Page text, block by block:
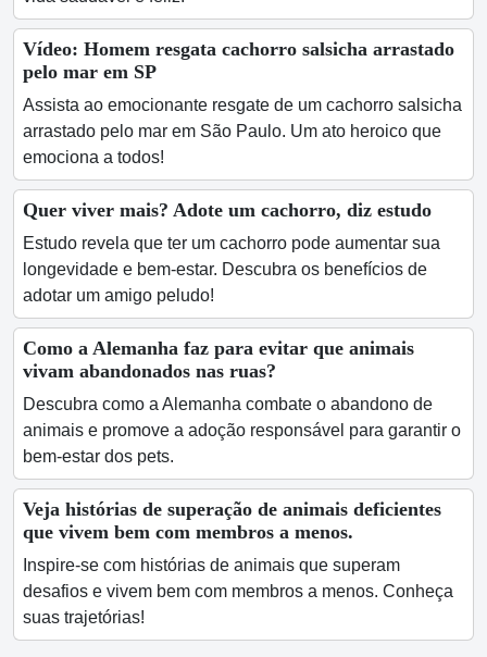
Vídeo: Homem resgata cachorro salsicha arrastado
pelo mar em SP
Assista ao emocionante resgate de um cachorro salsicha
arrastado pelo mar em São Paulo. Um ato heroico que
emociona a todos!
Quer viver mais? Adote um cachorro, diz estudo
Estudo revela que ter um cachorro pode aumentar sua
longevidade e bem-estar. Descubra os benefícios de
adotar um amigo peludo!
Como a Alemanha faz para evitar que animais
vivam abandonados nas ruas?
Descubra como a Alemanha combate o abandono de
animais e promove a adoção responsável para garantir o
bem-estar dos pets.
Veja histórias de superação de animais deficientes
que vivem bem com membros a menos.
Inspire-se com histórias de animais que superam
desafios e vivem bem com membros a menos. Conheça
suas trajetórias!